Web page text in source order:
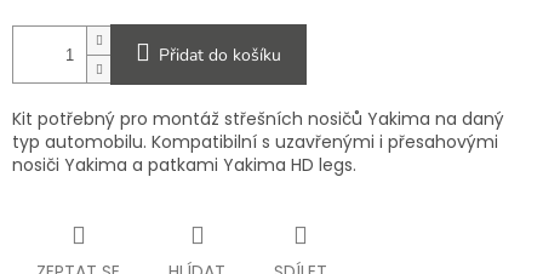
Přidat do košíku
Kit potřebný pro montáž střešních nosičů Yakima na daný
typ automobilu. Kompatibilní s uzavřenými i přesahovými
nosiči Yakima a patkami Yakima HD legs.